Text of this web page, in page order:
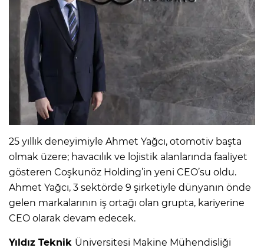
25 yıllık deneyimiyle Ahmet Yağcı, otomotiv başta
olmak üzere; havacılık ve lojistik alanlarında faaliyet
gösteren Coşkunöz Holding’in yeni CEO’su oldu.
Ahmet Yağcı, 3 sektörde 9 şirketiyle dünyanın önde
gelen markalarının iş ortağı olan grupta, kariyerine
CEO olarak devam edecek.
Yıldız Teknik Üniversitesi Makine Mühendisliği